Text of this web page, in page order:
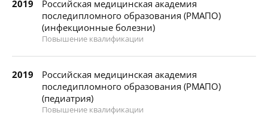
2019
Российская медицинская академия
последипломного образования (РМАПО)
(инфекционные болезни)
Повышение квалификации
2019
Российская медицинская академия
последипломного образования (РМАПО)
(педиатрия)
Повышение квалификации